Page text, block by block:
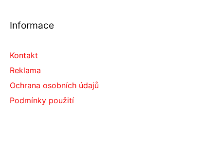
Informace
Kontakt
Reklama
Ochrana osobních údajů
Podmínky použití